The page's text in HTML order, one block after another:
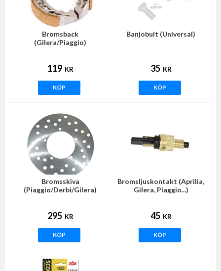
Bromsback
(Gilera/Piaggio)
119 KR
KÖP
Banjobult (Universal)
35 KR
KÖP
Bromsskiva
(Piaggio/Derbi/Gilera)
295 KR
KÖP
Bromsljuskontakt (Aprilia,
Gilera, Piaggio...)
45 KR
KÖP